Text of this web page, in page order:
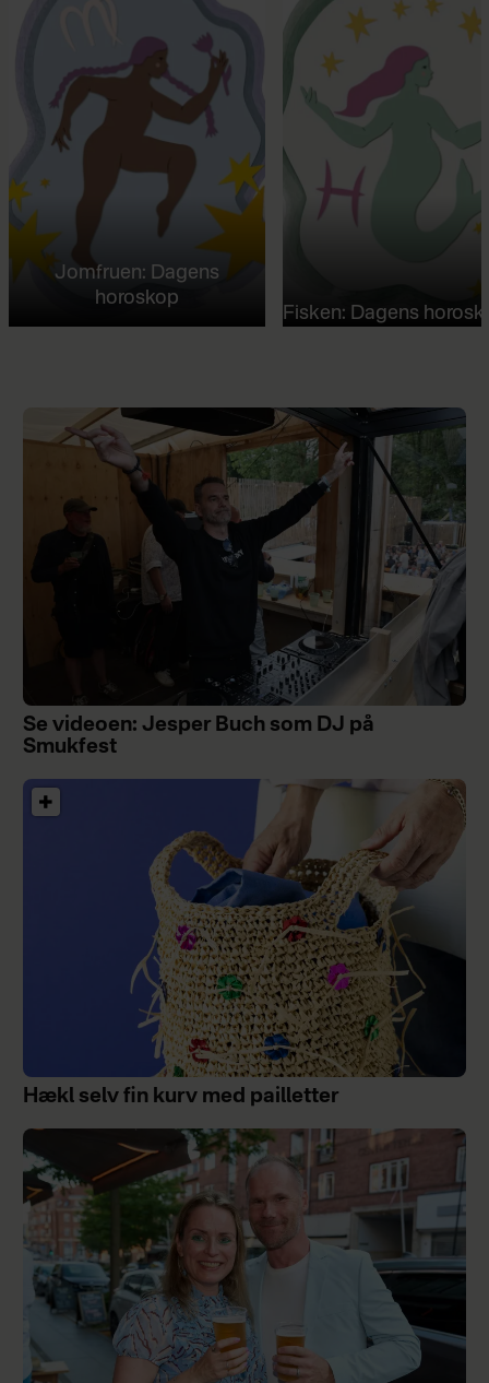
Jomfruen: Dagens
horoskop
Fisken: Dagens
Se videoen: Jesper Buch som DJ på
Smukfest
Hækl selv fin kurv med pailletter